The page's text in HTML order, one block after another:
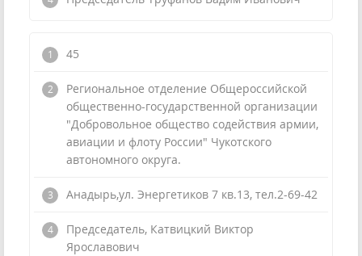
45
Региональное отделение Общероссийской
общественно-государственной организации
"Добровольное общество содействия армии,
авиации и флоту России" Чукотского
автономного округа.
Анадырь,ул. Энергетиков 7 кв.13, тел.2-69-42
Председатель, Катвицкий Виктор
Ярославович